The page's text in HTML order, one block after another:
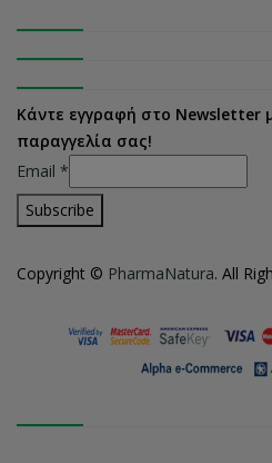
Κάντε εγγραφή στο Newsletter
παραγγελία σας!
Email *
Copyright © PharmaNatura. All